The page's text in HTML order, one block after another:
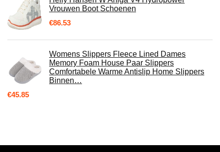
Vrouwen Boot Schoenen
€86.53
Womens Slippers Fleece Lined Dames
Memory Foam House Paar Slippers
Comfortabele Warme Antislip Home Slippers
Binnen…
€45.85